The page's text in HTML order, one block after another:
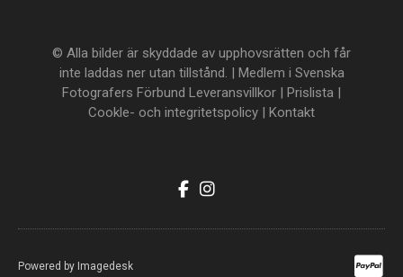
© Alla bilder är skyddade av upphovsrätten och får
inte laddas ner utan tillstånd. | Medlem i Svenska
Fotografers Förbund Leveransvillkor | Prislista |
Cookle- och integritetspolicy | Kontakt
Powered by Imagedesk